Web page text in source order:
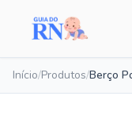
Início/Produtos/